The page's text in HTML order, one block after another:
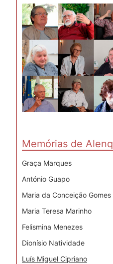
Memórias de
Graça Marques
António Guapo
Maria da Conceição Gomes
Maria Teresa Marinho
Felismina Menezes
Dionísio Natividade
Luís Miguel Cipriano